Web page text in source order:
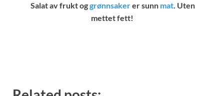
Salat av frukt oggrønnsakerer sunn mat. Uten
mettet fett!